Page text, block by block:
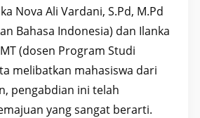
Nova Ali Vardani, S.Pd, M.Pd
Bahasa Indonesia) dan Ilanka
(dosen Program Studi
melibatkan mahasiswa dari
pengabdian ini telah
yang sangat berarti.